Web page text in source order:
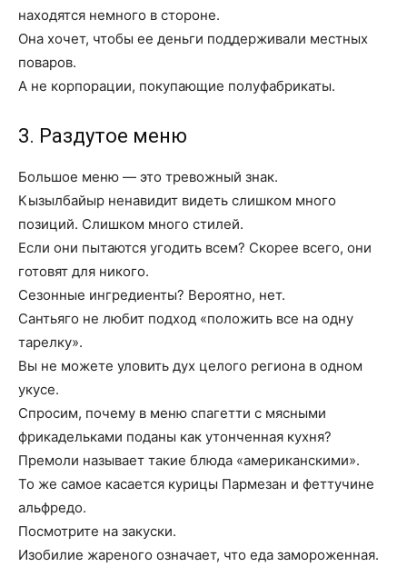
находятся немного в стороне.
Она хочет, чтобы ее деньги поддерживали местных
поваров.
А не корпорации, покупающие полуфабрикаты.
3. Раздутое меню
Большое меню — это тревожный знак.
Кызылбайыр ненавидит видеть слишком много
позиций. Слишком много стилей.
Если они пытаются угодить всем? Скорее всего, они
готовят для никого.
Сезонные ингредиенты? Вероятно, нет.
Сантьяго не любит подход «положить все на одну
тарелку».
Вы не можете уловить дух целого региона в одном
укусe.
Спросим, почему в меню спагетти с мясными
фрикадельками поданы как утонченная кухня?
Премоли называет такие блюда «американскими».
То же самое касается курицы Пармезан и феттучине
альфредо.
Посмотрите на закуски.
Изобилие жареного означает, что еда замороженная.